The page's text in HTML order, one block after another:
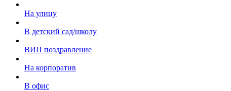
На улицу
В детский сад/школу
ВИП поздравление
На корпоратив
В офис